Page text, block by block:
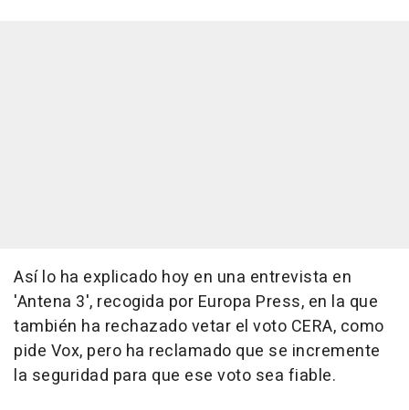
Así lo ha explicado hoy en una entrevista en
'Antena 3', recogida por Europa Press, en la que
también ha rechazado vetar el voto CERA, como
pide Vox, pero ha reclamado que se incremente
la seguridad para que ese voto sea fiable.